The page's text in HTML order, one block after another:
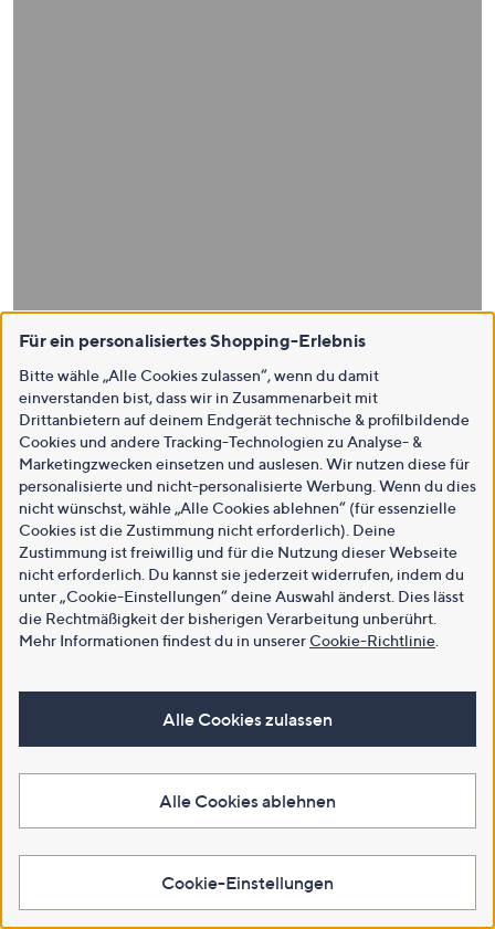
Für ein personalisiertes Shopping-Erlebnis
Bitte wähle „Alle Cookies zulassen“, wenn du damit
einverstanden bist, dass wir in Zusammenarbeit mit
Drittanbietern auf deinem Endgerät technische & profilbildende
Cookies und andere Tracking-Technologien zu Analyse- &
Marketingzwecken einsetzen und auslesen. Wir nutzen diese für
personalisierte und nicht-personalisierte Werbung. Wenn du dies
nicht wünschst, wähle „Alle Cookies ablehnen“ (für essenzielle
Cookies ist die Zustimmung nicht erforderlich). Deine
Zustimmung ist freiwillig und für die Nutzung dieser Webseite
nicht erforderlich. Du kannst sie jederzeit widerrufen, indem du
unter „Cookie-Einstellungen“ deine Auswahl änderst. Dies lässt
die Rechtmäßigkeit der bisherigen Verarbeitung unberührt.
Mehr Informationen findest du in unsererCookie-Richtlinie
Alle Cookies zulassen
Alle Cookies ablehnen
Cookie-Einstellungen